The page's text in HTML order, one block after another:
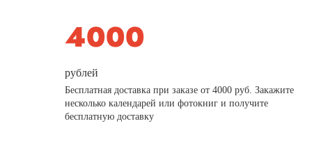
рублей
Бесплатная доставка при заказе от 4000 руб. Закажите
несколько календарей или фотокниг и получите
бесплатную доставку